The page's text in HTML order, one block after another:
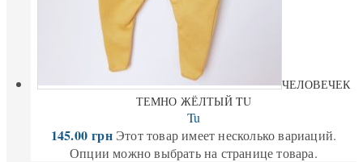
ЧЕЛОВЕЧЕК
ТЕМНО ЖЁЛТЫЙ TU
Tu
145.00грн Этот товар имеет несколько вариаций.
Опции можно выбрать на странице товара.